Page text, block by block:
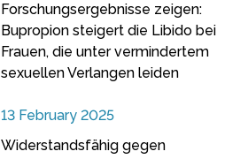
Forschungsergebnisse zeigen:
Bupropion steigert die Libido bei
Frauen, die unter vermindertem
sexuellen Verlangen leiden
13 February 2025
Widerstandsfähig gegen